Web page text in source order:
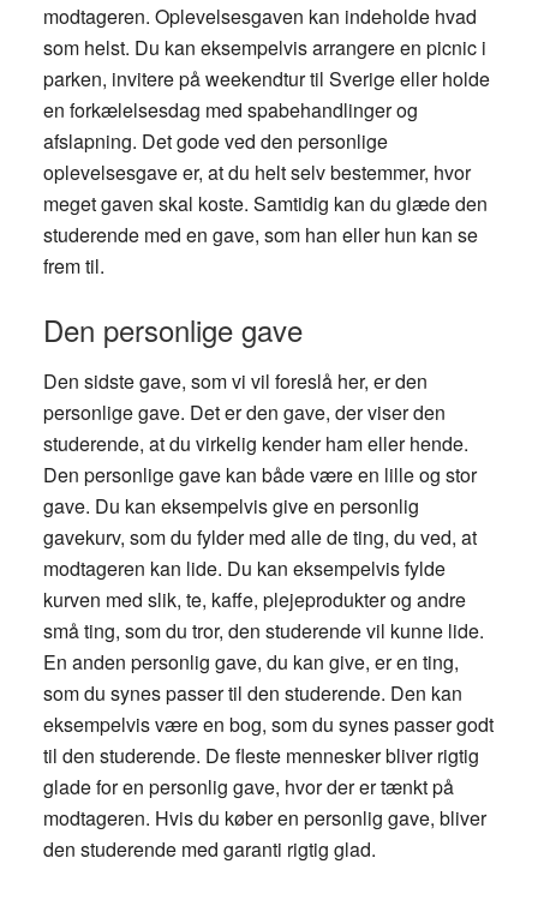
modtageren. Oplevelsesgaven kan indeholde hvad
som helst. Du kan eksempelvis arrangere en picnic i
parken, invitere på weekendtur til Sverige eller holde
en forkælelsesdag med spabehandlinger og
afslapning. Det gode ved den personlige
oplevelsesgave er, at du helt selv bestemmer, hvor
meget gaven skal koste. Samtidig kan du glæde den
studerende med en gave, som han eller hun kan se
frem til.
Den personlige gave
Den sidste gave, som vi vil foreslå her, er den
personlige gave. Det er den gave, der viser den
studerende, at du virkelig kender ham eller hende.
Den personlige gave kan både være en lille og stor
gave. Du kan eksempelvis give en personlig
gavekurv, som du fylder med alle de ting, du ved, at
modtageren kan lide. Du kan eksempelvis fylde
kurven med slik, te, kaffe, plejeprodukter og andre
små ting, som du tror, den studerende vil kunne lide.
En anden personlig gave, du kan give, er en ting,
som du synes passer til den studerende. Den kan
eksempelvis være en bog, som du synes passer godt
til den studerende. De fleste mennesker bliver rigtig
glade for en personlig gave, hvor der er tænkt på
modtageren. Hvis du køber en personlig gave, bliver
den studerende med garanti rigtig glad.